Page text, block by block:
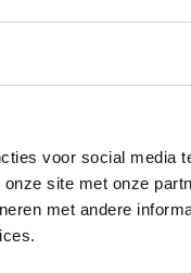
voor social media
site met onze
met andere